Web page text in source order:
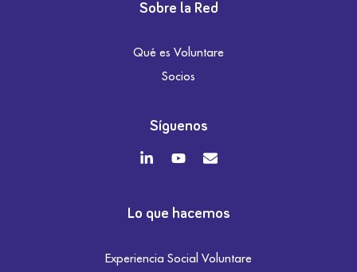
Sobre la Red
Qué es Voluntare
Socios
Síguenos
Lo que hacemos
Experiencia Social Voluntare